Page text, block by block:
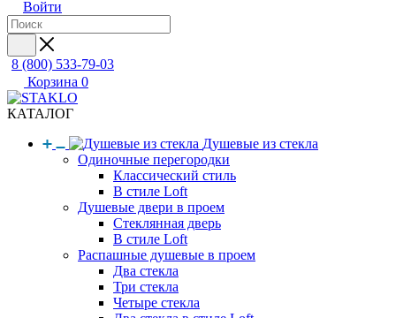
Войти
8 (800) 533-79-03
Корзина 0
КАТАЛОГ
Душевые из стекла
Одиночные перегородки
Классический стиль
В стиле Loft
Душевые двери в проем
Стеклянная дверь
В стиле Loft
Распашные душевые в проем
Два стекла
Три стекла
Четыре стекла